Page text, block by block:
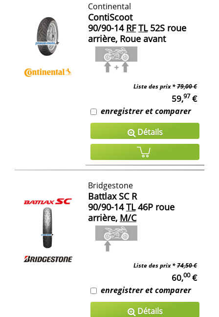
Continental
ContiScoot
90/90-14 RF TL52S roue
arrière, Roue avant
Liste des prix *79,00 €
59,97 €
enregistrer et comparer
Détails
Bridgestone
Battlax SC R
90/90-14 TL46P roue
arrière, M/C
Liste des prix *74,50 €
60,00€
enregistrer et comparer
Détails